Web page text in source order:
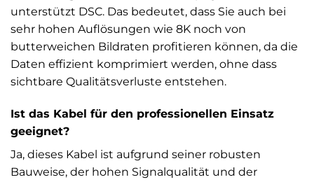
unterstützt DSC. Das bedeutet, dass Sie auch bei
sehr hohen Auflösungen wie 8K noch von
butterweichen Bildraten profitieren können, da die
Daten effizient komprimiert werden, ohne dass
sichtbare Qualitätsverluste entstehen.
Ist das Kabel für den professionellen Einsatz
geeignet?
Ja, dieses Kabel ist aufgrund seiner robusten
Bauweise, der hohen Signalqualität und der